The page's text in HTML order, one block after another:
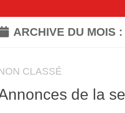
ARCHIVE DU MOIS :
CLASSÉ
de la